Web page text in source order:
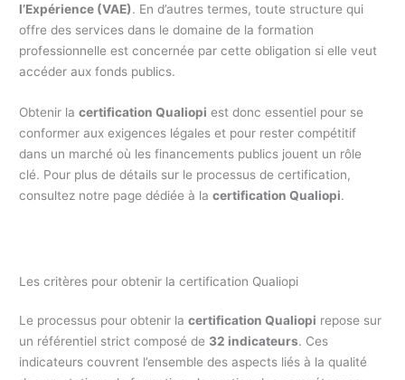
l’Expérience (VAE). En d’autres termes, toute structure qui
offre des services dans le domaine de la formation
professionnelle est concernée par cette obligation si elle veut
accéder aux fonds publics.
Obtenir lacertification Qualiopi est donc essentiel pour se
conformer aux exigences légales et pour rester compétitif
dans un marché où les financements publics jouent un rôle
clé. Pour plus de détails sur le processus de certification,
consultez notre page dédiée à lacertification Qualiopi.
Les critères pour obtenir la certification Qualiopi
Le processus pour obtenir lacertification Qualiopi repose sur
un référentiel strict composé de 32 indicateurs. Ces
indicateurs couvrent l’ensemble des aspects liés à la qualité